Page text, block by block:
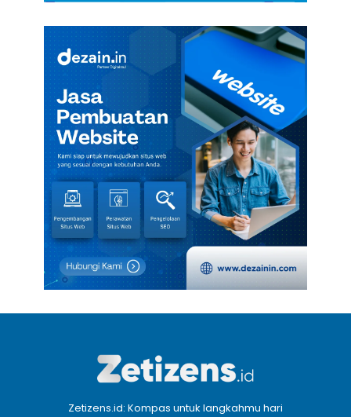
Zetizens.id: Kompas untuk langkahmu hari